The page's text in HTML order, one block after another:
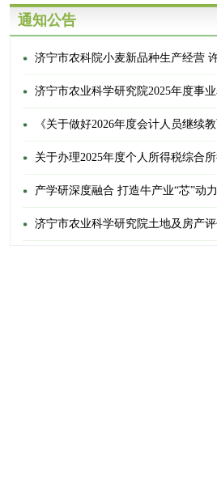
通知公告
产学研深度融合 打造牛产业“芯”动力